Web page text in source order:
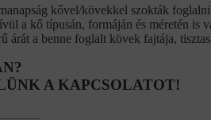
kővel/kövekkel szokták
a kő típusán, formáján és méretén is
árát a benne foglalt kövek fajtája,
A KAPCSOLATOT!